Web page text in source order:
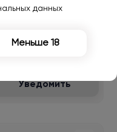
Luxlite Баллон 393
Уведомить
данных
Меньше 18